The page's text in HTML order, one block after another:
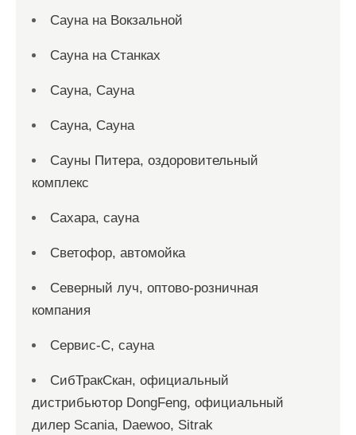
Сауна на Вокзальной
Сауна на Станках
Сауна, Сауна
Сауна, Сауна
Сауны Питера, оздоровительный
комплекс
Сахара, сауна
Светофор, автомойка
Северный луч, оптово-розничная
компания
Сервис-С, сауна
СибТракСкан, официальный
дистрибьютор DongFeng, официальный
дилер Scania, Daewoo, Sitrak